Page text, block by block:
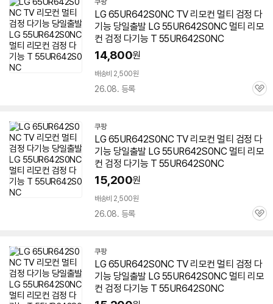
쿠팡
LG 65UR642S0NC TV 리모컨 멀티 검정 다
기능 당일출발 LG 55UR642S0NC멀티 리모
컨 검정 다기능 T 55UR642S0NC
14,800원
배송비 2,500원
26.08. 등록
관
쿠팡
LG 65UR642S0NC TV 리모컨 멀티 검정 다
기능 당일출발 LG 55UR642S0NC멀티 리모
컨 검정 다기능 T 55UR642S0NC
15,200원
배송비 2,500원
26.08. 등록
관
쿠팡
LG 65UR642S0NC TV 리모컨 멀티 검정 다
기능 당일출발 LG 55UR642S0NC멀티 리모
컨 검정 다기능 T 55UR642S0NC